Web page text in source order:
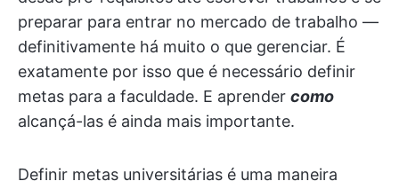
preparar para entrar no mercado de trabalho —
definitivamente há muito o que gerenciar. É
exatamente por isso que é necessário definir
metas para a faculdade. E aprender como
alcançá-las é ainda mais importante.
Definir metas universitárias é uma maneira